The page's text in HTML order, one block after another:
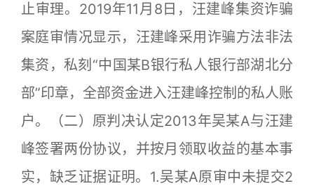
止审理。2019年11月8日，汪建峰集资诈骗
案庭审情况显示，汪建峰采用诈骗方法非法
集资，私刻“中国某B银行私人银行部湖北分
部”印章，全部资金进入汪建峰控制的私人账
户。（二）原判决认定2013年吴某A与汪建
峰签署两份协议，并按月领取收益的基本事
实，缺乏证据证明。1.吴某A原审中未提交2